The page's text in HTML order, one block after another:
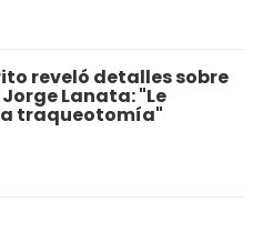
reveló detalles sobre
Lanata: "Le
traqueotomía"